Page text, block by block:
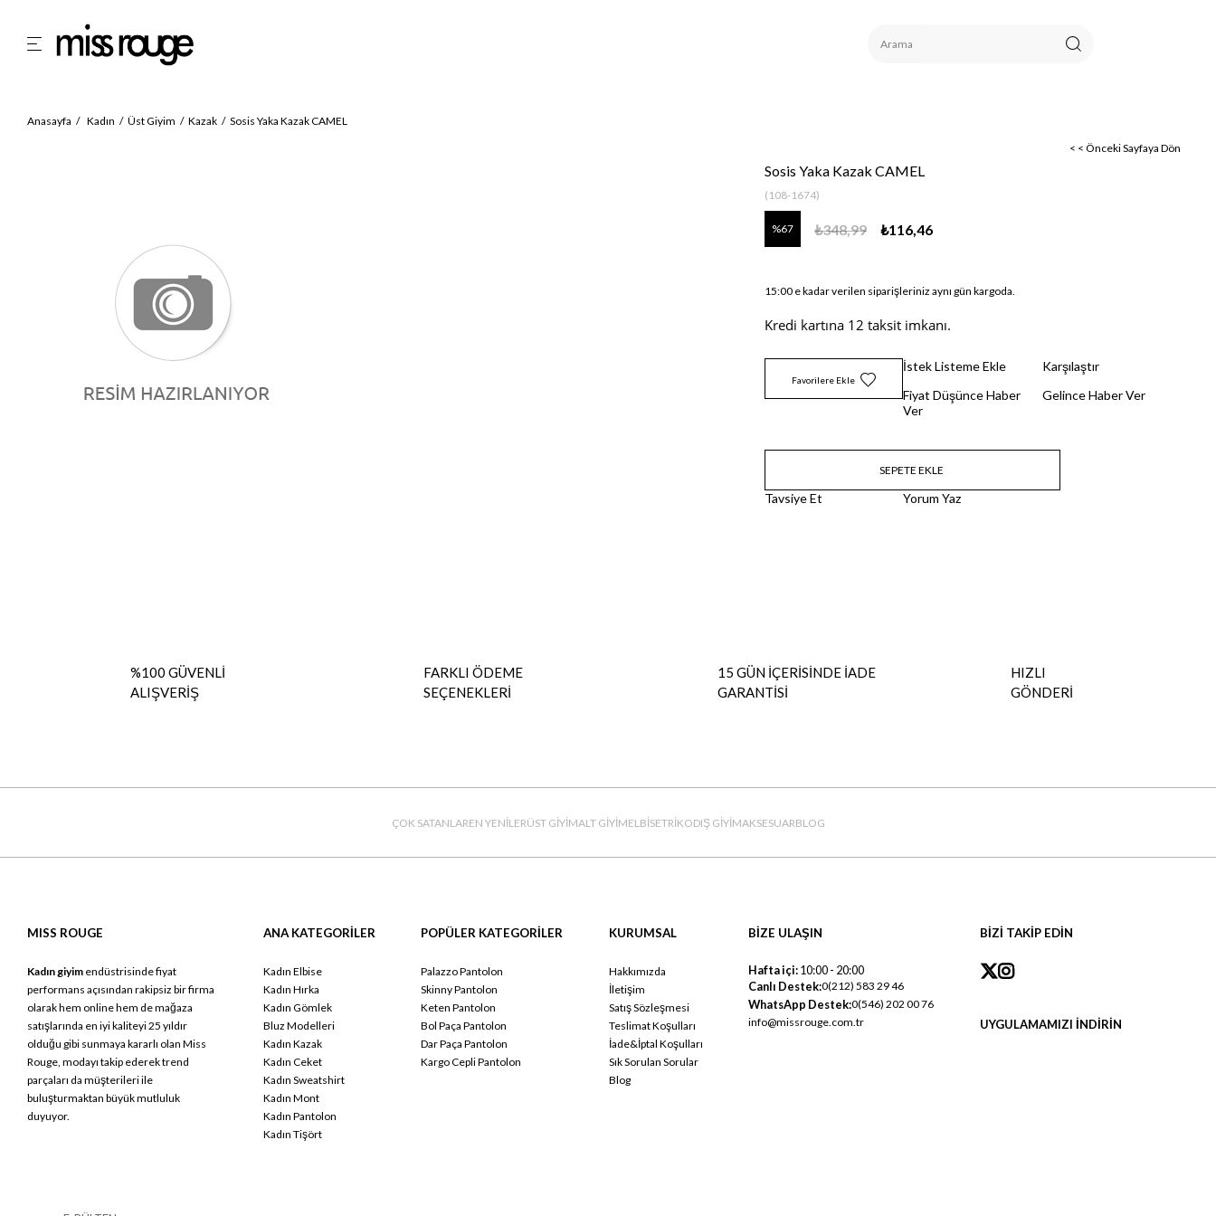
Anasayfa Kadın Üst Giyim Kazak
Sosis Yaka Kazak CAMEL
< < Önceki Sayfaya Dön
Sosis Yaka Kazak CAMEL
(108-1674)
67 ₺348,99 ₺116,46
15:00 e kadar verilen siparişleriniz aynı gün kargoda.
Kredi kartına 12 taksit imkanı.
Favorilere Ekle
İstek Listeme Ekle
Karşılaştır
Fiyat Düşünce Haber
Ver
Gelince Haber Ver
Tavsiye Et Yorum Yaz
%100 GÜVENLİ
ALIŞVERİŞ
FARKLI ÖDEME
SEÇENEKLERİ
15 GÜN İÇERİSİNDE İADE
GARANTİSİ
HIZLI
GÖNDERİ
ÇOK SATANLAREN YENİLERÜST GİYİMALT GİYİMELBİSETRİKODIŞ GİYİMAKSESUARBLOG
MISS ROUGE
Kadın giyim endüstrisinde fiyat
performans açısından rakipsiz bir firma
olarak hem online hem de mağaza
satışlarında en iyi kaliteyi 25 yıldır
olduğu gibi sunmaya kararlı olan Miss
Rouge, modayı takip ederek trend
parçaları da müşterileri ile
buluşturmaktan büyük mutluluk
duyuyor.
ANA KATEGORİLER
Kadın Elbise
Kadın Hırka
Kadın Gömlek
Bluz Modelleri
Kadın Kazak
Kadın Ceket
Kadın Sweatshirt
Kadın Mont
Kadın Pantolon
Kadın Tişört
POPÜLER KATEGORİLER
Palazzo Pantolon
Skinny Pantolon
Keten Pantolon
Bol Paça Pantolon
Dar Paça Pantolon
Kargo Cepli Pantolon
KURUMSAL
Hakkımızda
İletişim
Satış Sözleşmesi
Teslimat Koşulları
İade&İptal Koşulları
Sık Sorulan Sorular
Blog
BİZE ULAŞIN
Hafta içi:10:00 - 20:00
Canlı Destek:0(212) 583 29 46
WhatsApp Destek:0(546) 202 00 76
info@missrouge.com.tr
BİZİ TAKİP EDİN
UYGULAMAMIZI İNDİRİN